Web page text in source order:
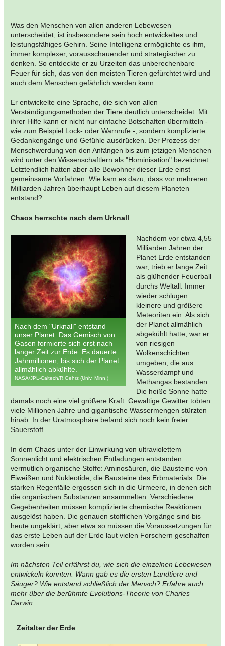
Was den Menschen von allen anderen Lebewesen
unterscheidet, ist insbesondere sein hoch entwickeltes und
leistungsfähiges Gehirn. Seine Intelligenz ermöglichte es ihm,
immer komplexer, vorausschauender und strategischer zu
denken. So entdeckte er zu Urzeiten das unberechenbare
Feuer für sich, das von den meisten Tieren gefürchtet wird und
auch dem Menschen gefährlich werden kann.
Er entwickelte eine Sprache, die sich von allen
Verständigungsmethoden der Tiere deutlich unterscheidet. Mit
ihrer Hilfe kann er nicht nur einfache Botschaften übermitteln -
wie zum Beispiel Lock- oder Warnrufe -, sondern komplizierte
Gedankengänge und Gefühle ausdrücken. Der Prozess der
Menschwerdung von den Anfängen bis zum jetzigen Menschen
wird unter den Wissenschaftlern als "Hominisation" bezeichnet.
Letztendlich hatten aber alle Bewohner dieser Erde einst
gemeinsame Vorfahren. Wie kam es dazu, dass vor mehreren
Milliarden Jahren überhaupt Leben auf diesem Planeten
entstand?
Chaos herrschte nach dem Urknall
Nach dem "Urknall" entstand
unser Planet. Das Gemisch von
Gasen formierte sich erst nach
langer Zeit zur Erde. Es dauerte
Jahrmillionen, bis sich der Planet
allmählich abkühlte.
NASA/JPL-Caltech/R.Gehrz (Univ. Minn.)
Nachdem vor etwa 4,55
Milliarden Jahren der
Planet Erde entstanden
war, trieb er lange Zeit
als glühender Feuerball
durchs Weltall. Immer
wieder schlugen
kleinere und größere
Meteoriten ein. Als sich
der Planet allmählich
abgekühlt hatte, war er
von riesigen
Wolkenschichten
umgeben, die aus
Wasserdampf und
Methangas bestanden.
Die heiße Sonne hatte
damals noch eine viel größere Kraft. Gewaltige Gewitter tobten
viele Millionen Jahre und gigantische Wassermengen stürzten
hinab. In der Uratmosphäre befand sich noch kein freier
Sauerstoff.
In dem Chaos unter der Einwirkung von ultraviolettem
Sonnenlicht und elektrischen Entladungen entstanden
vermutlich organische Stoffe: Aminosäuren, die Bausteine von
Eiweißen und Nukleotide, die Bausteine des Erbmaterials. Die
starken Regenfälle ergossen sich in die Urmeere, in denen sich
die organischen Substanzen ansammelten. Verschiedene
Gegebenheiten müssen komplizierte chemische Reaktionen
ausgelöst haben. Die genauen stofflichen Vorgänge sind bis
heute ungeklärt, aber etwa so müssen die Voraussetzungen für
das erste Leben auf der Erde laut vielen Forschern geschaffen
worden sein.
Im nächsten Teil erfährst du, wie sich die einzelnen Lebewesen
entwickeln konnten. Wann gab es die ersten Landtiere und
Säuger? Wie entstand schließlich der Mensch? Erfahre auch
mehr über die berühmte Evolutions-Theorie von Charles
Darwin.
Zeitalter der Erde